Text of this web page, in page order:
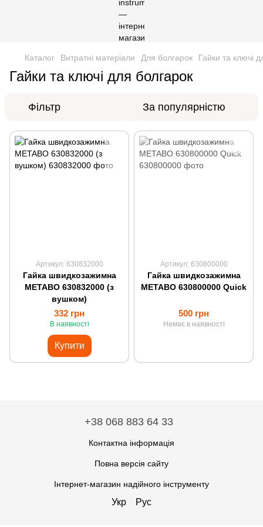
Каталог Витратні матеріали Для болгарок Гайки та ключі
Гайки та ключі для болгарок
Фільтр За популярністю
Артикул: 630832000
Гайка швидкозажимна
METABO 630832000 (з
вушком)
332 грн
В наявності
Купити
Артикул: 630800000
Гайка швидкозажимна
METABO 630800000 Quick
500 грн
Немає в наявності
+38 068 883 64 33
Контактна інформація
Повна версія сайту
Інтернет-магазин надійного інструменту
Укр Рус